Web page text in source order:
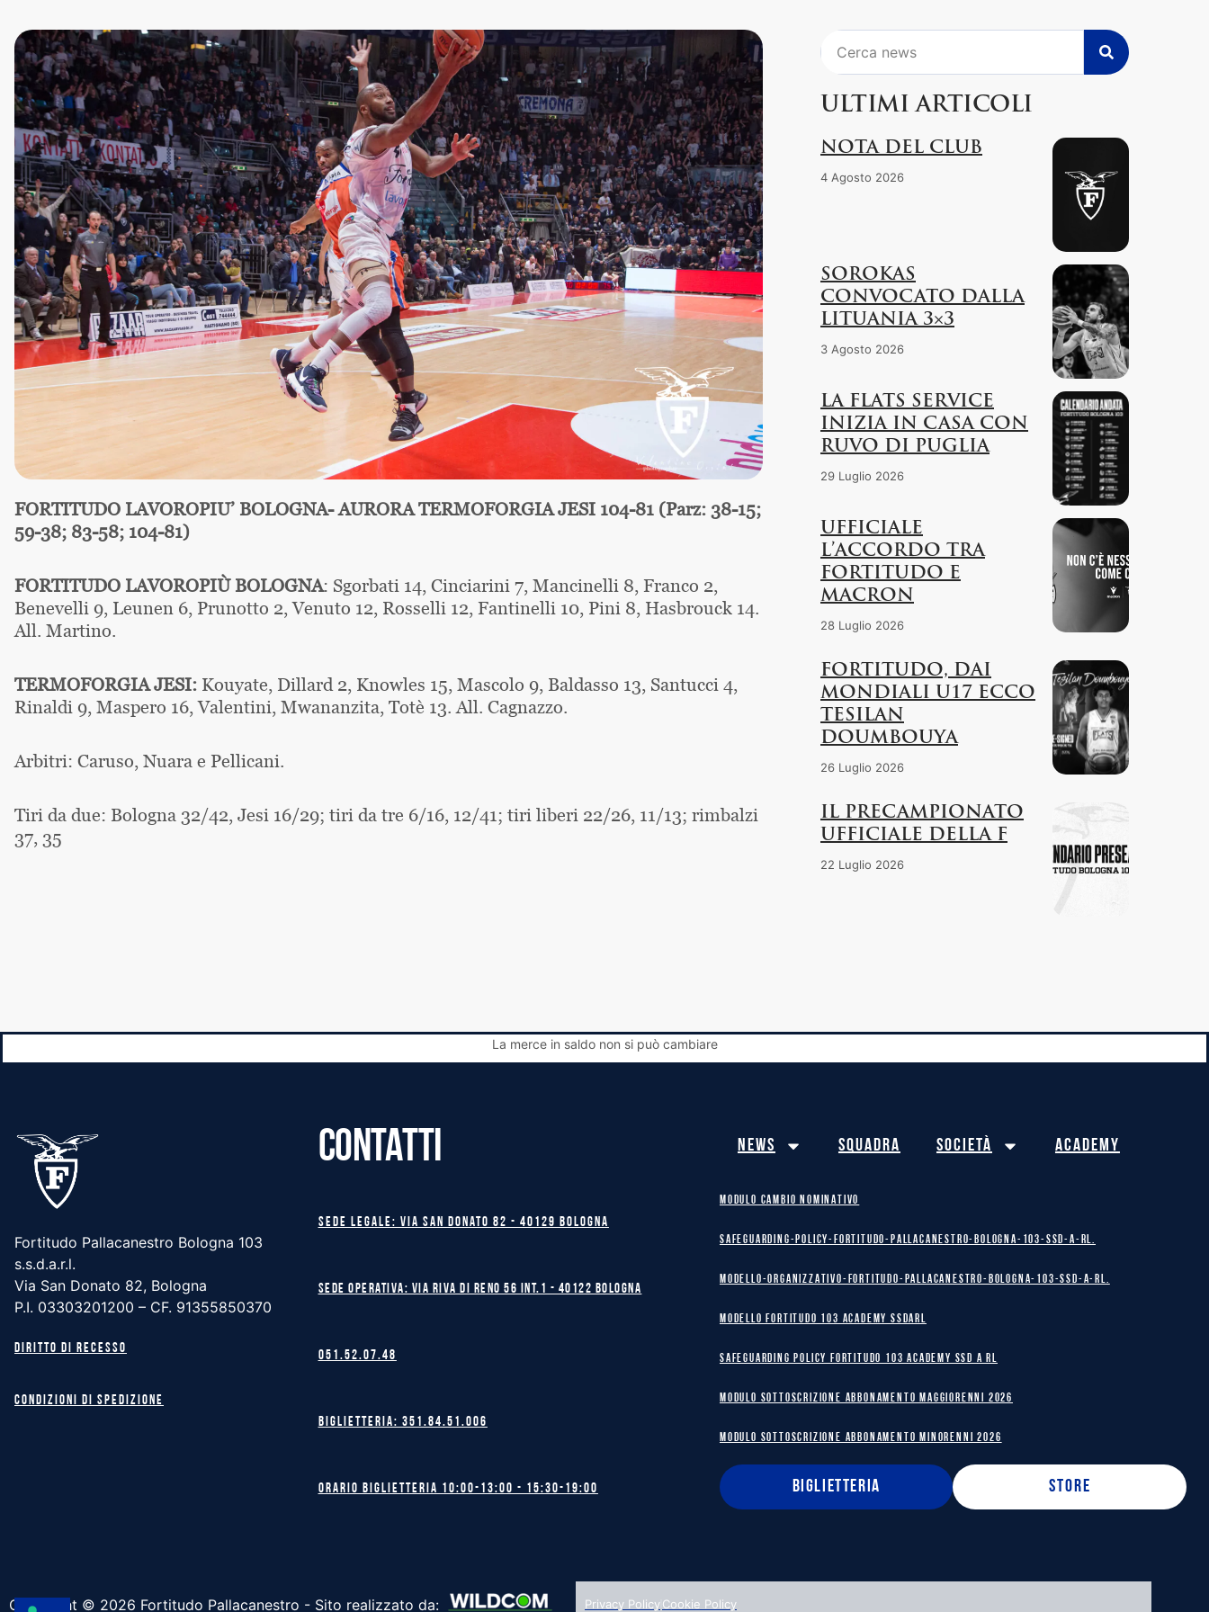
FORTITUDO LAVOROPIU’ BOLOGNA- AURORA TERMOFORGIA JESI 104-81 (Parz: 38-15;
59-38; 83-58; 104-81)
FORTITUDO LAVOROPIÙ BOLOGNA: Sgorbati 14, Cinciarini 7, Mancinelli 8, Franco 2,
Benevelli 9, Leunen 6, Prunotto 2, Venuto 12, Rosselli 12, Fantinelli 10, Pini 8, Hasbrouck 14.
All. Martino.
TERMOFORGIA JESI: Kouyate, Dillard 2, Knowles 15, Mascolo 9, Baldasso 13, Santucci 4,
Rinaldi 9, Maspero 16, Valentini, Mwananzita, Totè 13. All. Cagnazzo.
Arbitri: Caruso, Nuara e Pellicani.
Tiri da due: Bologna 32/42, Jesi 16/29; tiri da tre 6/16, 12/41; tiri liberi 22/26, 11/13; rimbalzi
37, 35
ULTIMI ARTICOLI
NOTA DEL CLUB
4 Agosto 2026
SOROKAS
CONVOCATO DALLA
LITUANIA 3×3
3 Agosto 2026
LA FLATS SERVICE
INIZIA IN CASA CON
RUVO DI PUGLIA
29 Luglio 2026
UFFICIALE
L’ACCORDO TRA
FORTITUDO E
MACRON
28 Luglio 2026
FORTITUDO, DAI
MONDIALI U17 ECCO
TESILAN
DOUMBOUYA
26 Luglio 2026
IL PRECAMPIONATO
UFFICIALE DELLA F
22 Luglio 2026
La merce in saldo non si può cambiare
Fortitudo Pallacanestro Bologna 103
s.s.d.a.r.l.
Via San Donato 82, Bologna
P.I. 03303201200 – CF. 91355850370
Diritto di recesso
Condizioni di spedizione
CONTATTI
Sede legale: Via San Donato 82 - 40129 BOLOGNA
Sede operativa: Via Riva di Reno 56 int.1 - 40122 BOLOGNA
051.52.07.48
Biglietteria: 351.84.51.006
Orario biglietteria 10:00-13:00 - 15:30-19:00
News Squadra Società Academy
MODULO CAMBIO NOMINATIVO
safeguarding-policy-Fortitudo-Pallacanestro-Bologna-103-SSD-A-RL.
Modello-Organizzativo-Fortitudo-Pallacanestro-Bologna-103-SSD-A-RL.
MODELLO FORTITUDO 103 ACADEMY SSDARL
safeguarding policy Fortitudo 103 Academy SSD A RL
MODULO SOTTOSCRIZIONE ABBONAMENTO MAGGIORENNI 2026
MODULO SOTTOSCRIZIONE ABBONAMENTO MINORENNI 2026
BIGLIETTERIA STORE
Copyright © 2026 Fortitudo Pallacanestro - Sito realizzato da: Privacy PolicyCookie Policy